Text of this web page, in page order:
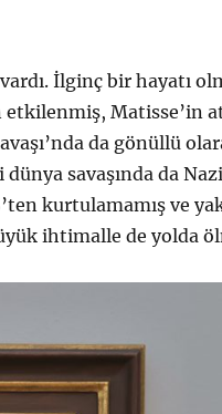
İlginç bir hayatı
Matisse’in
da gönüllü
dünya savaşında da
kurtulamamış ve
ihtimalle de yolda